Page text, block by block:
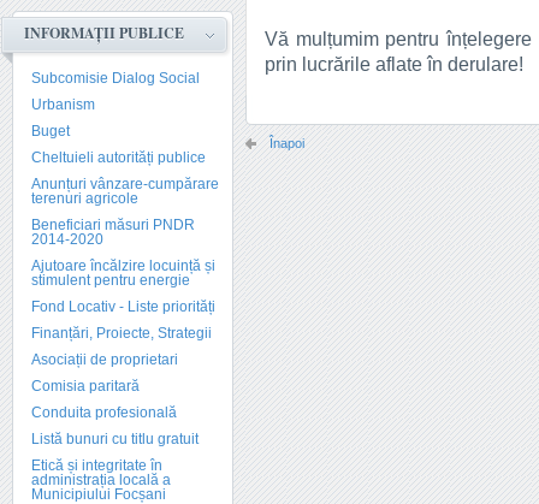
INFORMAȚII PUBLICE
Subcomisie Dialog Social
Urbanism
Buget
Cheltuieli autorități publice
Anunțuri vânzare-cumpărare
terenuri agricole
Beneficiari măsuri PNDR
2014-2020
Ajutoare încălzire locuință și
stimulent pentru energie
Fond Locativ - Liste priorități
Finanțări, Proiecte, Strategii
Asociații de proprietari
Comisia paritară
Conduita profesională
Listă bunuri cu titlu gratuit
Etică și integritate în
administrația locală a
Municipiului Focșani
Vă mulțumim pentru
prin lucrările aflate în derulare!
Înapoi